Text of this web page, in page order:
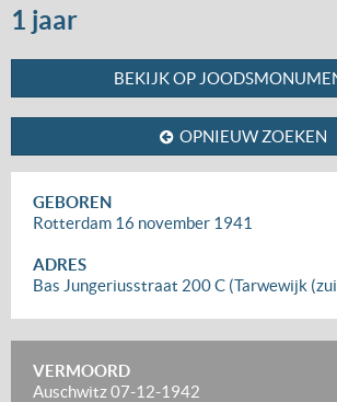
1 jaar
BEKIJK OP
OPNIEUW ZOEKEN
GEBOREN
Rotterdam 16 november 1941
ADRES
Bas Jungeriusstraat 200 C (Tarwewijk
VERMOORD
Auschwitz07-12-1942